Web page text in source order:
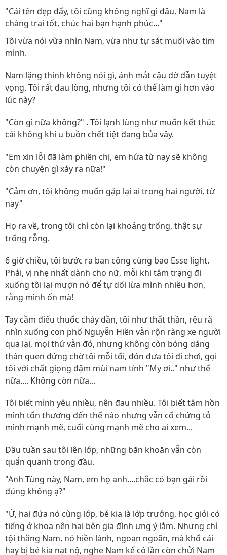
"Cái tên đẹp đấy, tôi cũng không nghĩ gì đâu. Nam là
chàng trai tốt, chúc hai bạn hạnh phúc..."
Tôi vừa nói vừa nhìn Nam, vừa như tự sát muối vào tim
mình.
Nam lặng thinh không nói gì, ánh mắt cậu đờ đẫn tuyệt
vọng. Tôi rất đau lòng, nhưng tôi có thể làm gì hơn vào
lúc này?
"Còn gì nữa không?" . Tôi lạnh lùng như muốn kết thúc
cái không khí u buồn chết tiệt đang bủa vây.
"Em xin lỗi đã làm phiền chị, em hứa từ nay sẽ không
còn chuyện gì xảy ra nữa!"
"Cảm ơn, tôi không muốn gặp lại ai trong hai người, từ
nay"
Họ ra về, trong tôi chỉ còn lại khoảng trống, thật sự
trống rỗng.
6 giờ chiều, tôi bước ra ban công cùng bao Esse light.
Phải, vị nhẹ nhất dành cho nữ, mỗi khi tâm trạng đi
xuống tôi lại mượn nó để tự dối lừa mình nhiều hơn,
rằng mình ổn mà!
Tay cầm điếu thuốc cháy dần, tôi như thất thần, rệu rã
nhìn xuống con phố Nguyễn Hiền vẫn rộn ràng xe người
qua lại, mọi thứ vẫn đó, nhưng không còn bóng dáng
thân quen đứng chờ tôi mỗi tối, đón đưa tôi đi chơi, gọi
tôi với chất giọng đậm mùi nam tính "My ơi.." như thế
nữa.... Không còn nữa...
Tôi biết mình yêu nhiều, nên đau nhiều. Tôi biết tâm hồn
mình tổn thương đến thế nào nhưng vẫn cố chứng tỏ
mình mạnh mẽ, cuối cùng mạnh mẽ cho ai xem...
Đầu tuần sau tôi lên lớp, những băn khoăn vẫn còn
quẩn quanh trong đầu.
"Anh Tùng này, Nam, em họ anh....chắc có bạn gái rồi
đúng không ạ?"
"Ừ, hai đứa nó cùng lớp, bé kia là lớp trưởng, học giỏi có
tiếng ở khoa nên hai bên gia đình ưng ý lắm. Nhưng chỉ
tội thằng Nam, nó hiền lành, ngoan ngoãn, mà khổ cái
hay bị bé kia nạt nộ, nghe Nam kể có lần còn chửi Nam